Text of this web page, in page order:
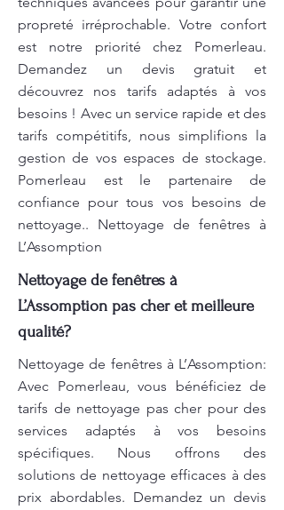
propreté irréprochable. Votre confort
est notre priorité chez Pomerleau.
Demandez un devis gratuit et
découvrez nos tarifs adaptés à vos
besoins ! Avec un service rapide et des
tarifs compétitifs, nous simplifions la
gestion de vos espaces de stockage.
Pomerleau est le partenaire de
confiance pour tous vos besoins de
nettoyage.. Nettoyage de fenêtres à
L’Assomption
Nettoyage de fenêtres à
L’Assomption pas cher et meilleure
qualité?
Nettoyage de fenêtres à L’Assomption:
Avec Pomerleau, vous bénéficiez de
tarifs de nettoyage pas cher pour des
services adaptés à vos besoins
spécifiques. Nous offrons des
solutions de nettoyage efficaces à des
prix abordables. Demandez un devis